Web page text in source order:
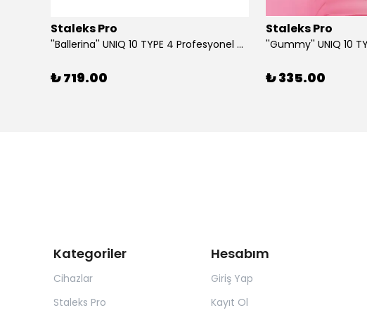
Staleks Pro
''Ballerina'' UNIQ 10 TYPE 4 Profesyonel Tırnak Eti Makası
₺ 719.00
Staleks Pro
₺ 335.00
Kategoriler
Cihazlar
Staleks Pro
Hesabım
Giriş Yap
Kayıt Ol